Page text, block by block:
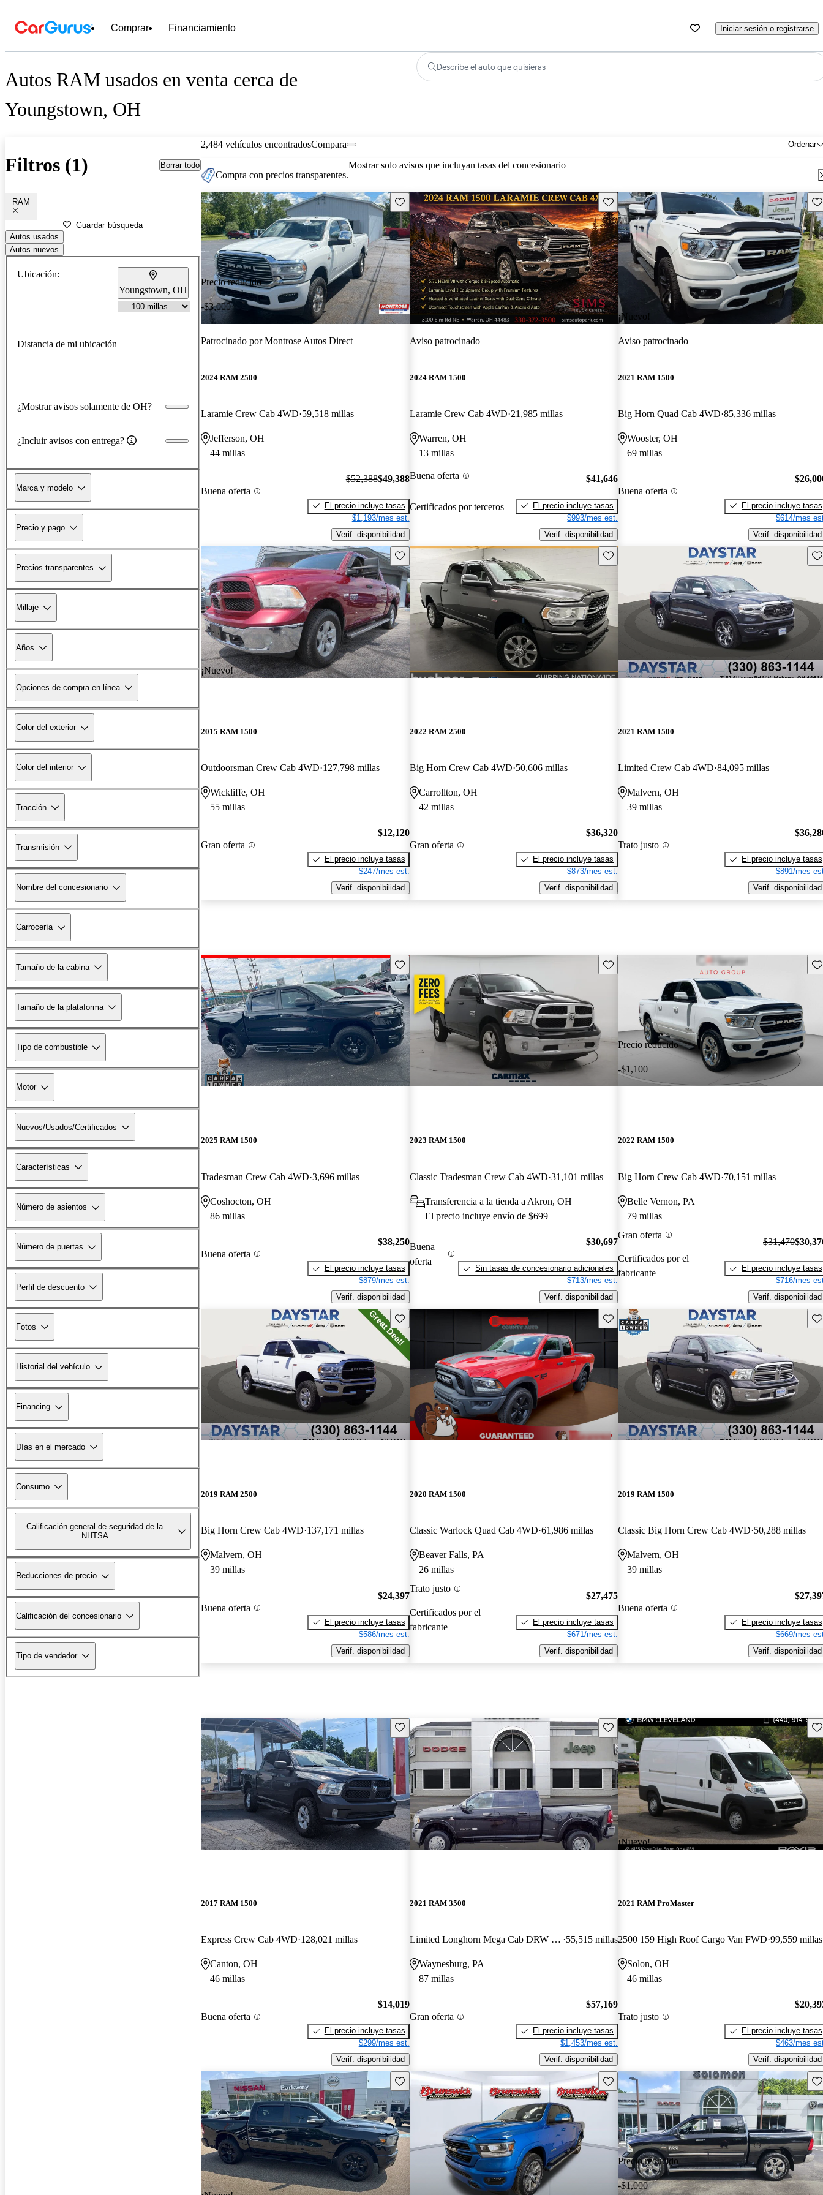
Comprar Financiamiento Iniciar sesión o registrarse
Autos RAM usados en venta cerca de
Youngstown, OH
Describe el auto que quisieras
Filtros (1) Borrar todo
RAM
Guardar búsqueda
Autos usados
Autos nuevos
Ubicación:
Youngstown, OH
Distancia de mi ubicación
¿Mostrar avisos solamente de OH?
¿Incluir avisos con entrega?
Marca y modelo
Precio y pago
Precios transparentes
Millaje
Años
Opciones de compra en línea
Color del exterior
Color del interior
Tracción
Transmisión
Nombre del concesionario
Carrocería
Tamaño de la cabina
Tamaño de la plataforma
Tipo de combustible
Motor
Nuevos/Usados/Certificados
Características
Número de asientos
Número de puertas
Perfil de descuento
Fotos
Historial del vehículo
Financing
Días en el mercado
Consumo
Calificación general de seguridad de la
NHTSA
Reducciones de precio
Calificación del concesionario
Tipo de vendedor
2,484 vehículos encontrados Ordenar
Compara
Compra con precios transparentes.
Mostrar solo avisos que incluyan tasas del concesionario
Precio reducido
-$3,000
Guarda este Aviso
Patrocinado porMontrose Autos Direct
2024 RAM 2500
Laramie Crew Cab 4WD 59,518 millas
Jefferson, OH
44 millas
Buena oferta
$52,388$49,388
El precio incluye tasas
$1,193/mes est.
Verif. disponibilidad
Guarda este Aviso
Aviso patrocinado
2024 RAM 1500
Laramie Crew Cab 4WD 21,985 millas
Warren, OH
13 millas
Buena oferta
Certificados por terceros
$41,646
El precio incluye tasas
$993/mes est.
Verif. disponibilidad
¡Nuevo!
Aviso patrocinado
2021 RAM 1500
Big Horn Quad Cab 4WD 85,336 millas
Wooster, OH
69 millas
Buena oferta
El precio incluye tasas
$614/mes
Verif. disponibilidad
¡Nuevo!
Guarda este Aviso
2015 RAM 1500
Outdoorsman Crew Cab 4WD 127,798 millas
Wickliffe, OH
55 millas
Gran oferta
$12,120
El precio incluye tasas
$247/mes est.
Verif. disponibilidad
Guarda este Aviso
2022 RAM 2500
Big Horn Crew Cab 4WD 50,606 millas
Carrollton, OH
42 millas
Gran oferta
$36,320
El precio incluye tasas
$873/mes est.
Verif. disponibilidad
2021 RAM 1500
Limited Crew Cab 4WD 84,095 millas
Malvern, OH
39 millas
Trato justo
El precio incluye tasas
$891/mes
Verif. disponibilidad
Guarda este Aviso
2025 RAM 1500
Tradesman Crew Cab 4WD 3,696 millas
Coshocton, OH
86 millas
Buena oferta
$38,250
El precio incluye tasas
$879/mes est.
Verif. disponibilidad
Guarda este Aviso
2023 RAM 1500
Classic Tradesman Crew Cab 4WD 31,101 millas
Transferencia a la tienda a Akron, OH
El precio incluye envío de $699
Buena
oferta
$30,697
Sin tasas de concesionario adicionales
$713/mes est.
Verif. disponibilidad
Precio reducido
-$1,100
2022 RAM 1500
Big Horn Crew Cab 4WD 70,151 millas
Belle Vernon, PA
79 millas
Gran oferta
Certificados por el
fabricante
$31,470
El precio incluye tasas
$716/mes
Verif. disponibilidad
Guarda este Aviso
2019 RAM 2500
Big Horn Crew Cab 4WD 137,171 millas
Malvern, OH
39 millas
Buena oferta
$24,397
El precio incluye tasas
$586/mes est.
Verif. disponibilidad
Guarda este Aviso
2020 RAM 1500
Classic Warlock Quad Cab 4WD 61,986 millas
Beaver Falls, PA
26 millas
Trato justo
Certificados por el
fabricante
$27,475
El precio incluye tasas
$671/mes est.
Verif. disponibilidad
2019 RAM 1500
Classic Big Horn Crew Cab 4WD 50,288 millas
Malvern, OH
39 millas
Buena oferta
El precio incluye tasas
$669/mes
Verif. disponibilidad
Guarda este Aviso
2017 RAM 1500
Express Crew Cab 4WD 128,021 millas
Canton, OH
46 millas
Buena oferta
$14,019
El precio incluye tasas
$299/mes est.
Verif. disponibilidad
Guarda este Aviso
2021 RAM 3500
Limited Longhorn Mega Cab DRW 4WD 55,515 millas
Waynesburg, PA
87 millas
Gran oferta
$57,169
El precio incluye tasas
$1,453/mes est.
Verif. disponibilidad
¡Nuevo!
2021 RAM ProMaster
2500 159 High Roof Cargo Van FWD 99,559 millas
Solon, OH
46 millas
Trato justo
El precio incluye tasas
$463/mes
Verif. disponibilidad
Guarda este Aviso Guarda este Aviso
Precio reducido
-$1,000